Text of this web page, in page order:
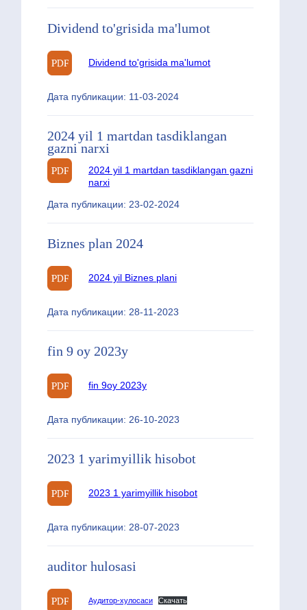
Dividend to'grisida ma'lumot
Dividend to'grisida ma'lumot
Дата публикации: 11-03-2024
2024 yil 1 martdan tasdiklangan
gazni narxi
2024 yil 1 martdan tasdiklangan gazni
narxi
Дата публикации: 23-02-2024
Biznes plan 2024
2024 yil Biznes plani
Дата публикации: 28-11-2023
fin 9 oy 2023y
fin 9oy 2023y
Дата публикации: 26-10-2023
2023 1 yarimyillik hisobot
2023 1 yarimyillik hisobot
Дата публикации: 28-07-2023
auditor hulosasi
Аудитор-хулосаси Скачать